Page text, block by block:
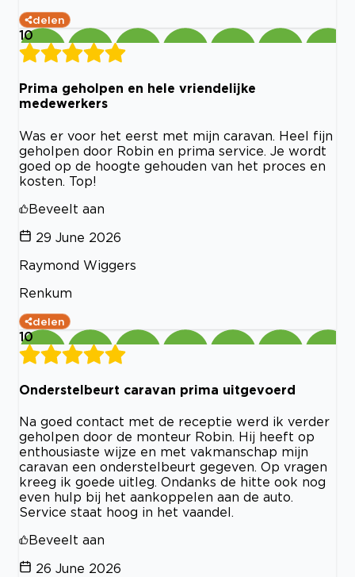
delen
10
Prima geholpen en hele vriendelijke
medewerkers
Was er voor het eerst met mijn caravan. Heel fijn
geholpen door Robin en prima service. Je wordt
goed op de hoogte gehouden van het proces en
kosten. Top!
Beveelt aan
29 June 2026
Raymond Wiggers
Renkum
delen
10
Onderstelbeurt caravan prima uitgevoerd
Na goed contact met de receptie werd ik verder
geholpen door de monteur Robin. Hij heeft op
enthousiaste wijze en met vakmanschap mijn
caravan een onderstelbeurt gegeven. Op vragen
kreeg ik goede uitleg. Ondanks de hitte ook nog
even hulp bij het aankoppelen aan de auto.
Service staat hoog in het vaandel.
Beveelt aan
26 June 2026